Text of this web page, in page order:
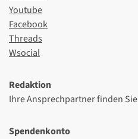
Youtube
Facebook
Threads
Wsocial
Redaktion
Ihre Ansprechpartner finden Sie
Spendenkonto